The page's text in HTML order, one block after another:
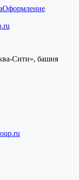
Оформление
Сити», башня